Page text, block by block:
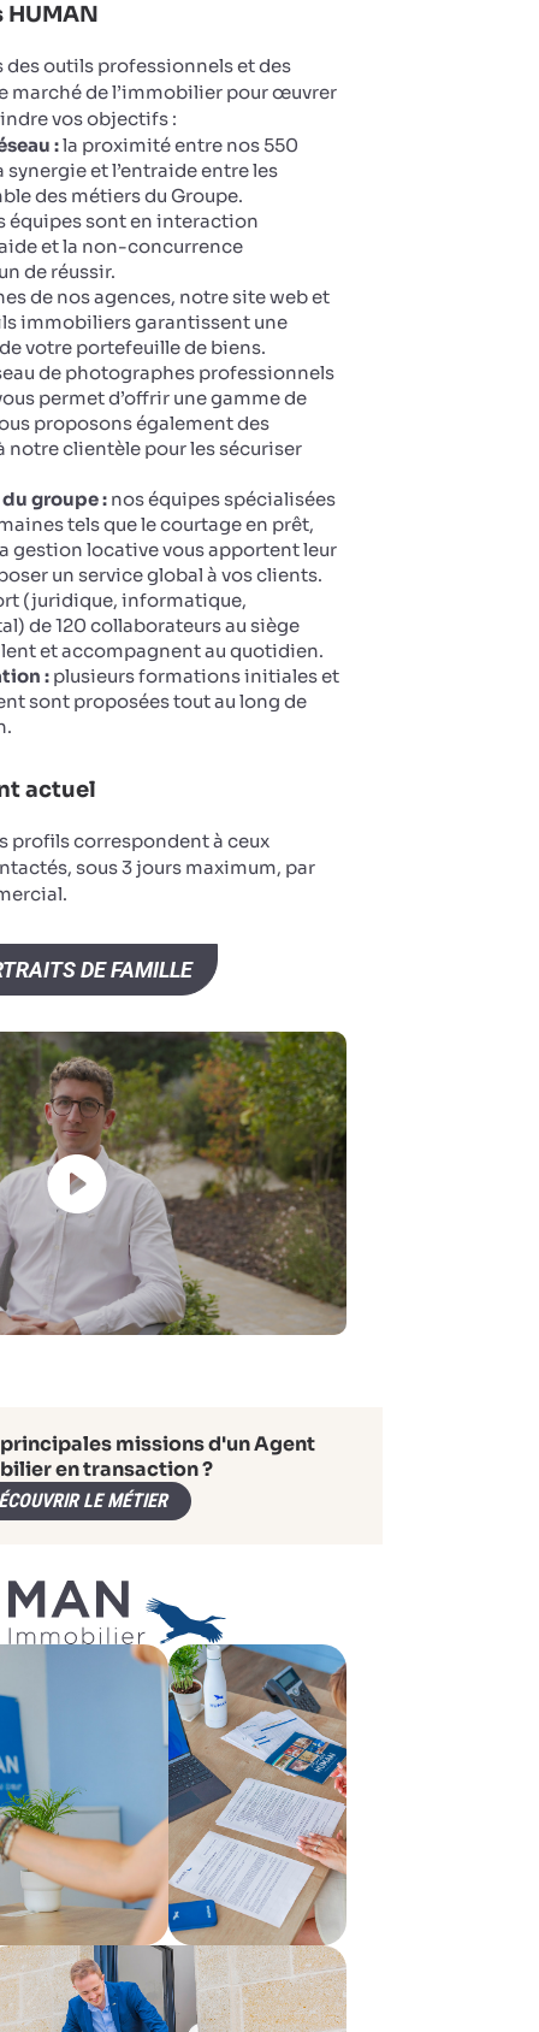
HUMAN
des outils professionnels et des
marché de l’immobilier pour œuvrer
vos objectifs :
:la proximité entre nos 550
et l’entraide entre les
des métiers du Groupe.
équipes sont en interaction
et la non-concurrence
de réussir.
de nos agences, notre site web et
immobiliers garantissent une
votre portefeuille de biens.
de photographes professionnels
permet d’offrir une gamme de
proposons également des
notre clientèle pour les sécuriser
groupe : nos équipes spécialisées
tels que le courtage en prêt,
gestion locative vous apportent leur
un service global à vos clients.
(juridique, informatique,
de 120 collaborateurs au siège
et accompagnent au quotidien.
: plusieurs formations initiales et
sont proposées tout au long de
actuel
profils correspondent à ceux
sous 3 jours maximum, par
DE FAMILLE
missions d'un Agent
en transaction ?
LE MÉTIER